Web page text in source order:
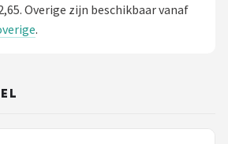
Overige zijn beschikbaar vanaf
.